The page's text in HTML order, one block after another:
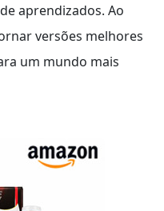
aprendizados. Ao
versões melhores
um mundo mais